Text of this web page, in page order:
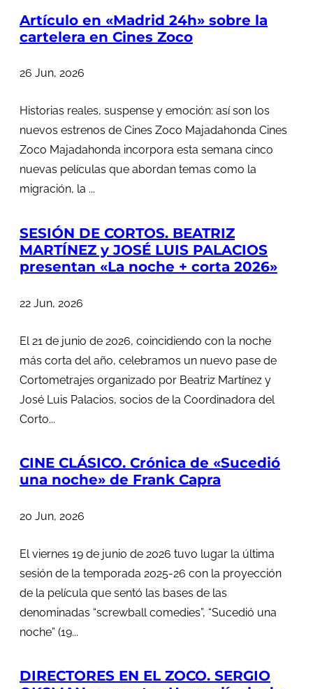
Artículo en «Madrid 24h» sobre la
cartelera en Cines Zoco
26 Jun, 2026
Historias reales, suspense y emoción: así son los
nuevos estrenos de Cines Zoco Majadahonda Cines
Zoco Majadahonda incorpora esta semana cinco
nuevas películas que abordan temas como la
migración, la ...
SESIÓN DE CORTOS. BEATRIZ
MARTÍNEZ y JOSÉ LUIS PALACIOS
presentan «La noche + corta 2026»
22 Jun, 2026
El 21 de junio de 2026, coincidiendo con la noche
más corta del año, celebramos un nuevo pase de
Cortometrajes organizado por Beatriz Martínez y
José Luis Palacios, socios de la Coordinadora del
Corto...
CINE CLÁSICO. Crónica de «Sucedió
una noche» de Frank Capra
20 Jun, 2026
El viernes 19 de junio de 2026 tuvo lugar la última
sesión de la temporada 2025-26 con la proyección
de la película que sentó las bases de las
denominadas “screwball comedies”, “Sucedió una
noche” (19...
DIRECTORES EN EL ZOCO. SERGIO